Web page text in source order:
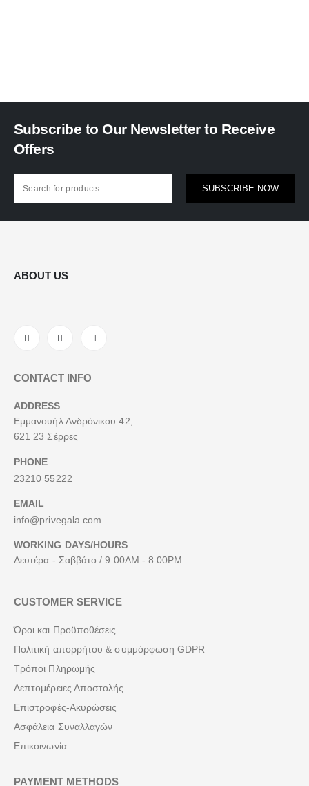
Subscribe to Our Newsletter to Receive
Offers
SUBSCRIBE NOW
ABOUT US
CONTACT INFO
ADDRESS
Εμμανουήλ Ανδρόνικου 42,
621 23 Σέρρες
PHONE
23210 55222
EMAIL
info@privegala.com
WORKING DAYS/HOURS
Δευτέρα - Σαββάτο / 9:00AM - 8:00PM
CUSTOMER SERVICE
Όροι και Προϋποθέσεις
Πολιτική απορρήτου & συμμόρφωση GDPR
Τρόποι Πληρωμής
Λεπτομέρειες Αποστολής
Επιστροφές-Ακυρώσεις
Ασφάλεια Συναλλαγών
Επικοινωνία
PAYMENT METHODS